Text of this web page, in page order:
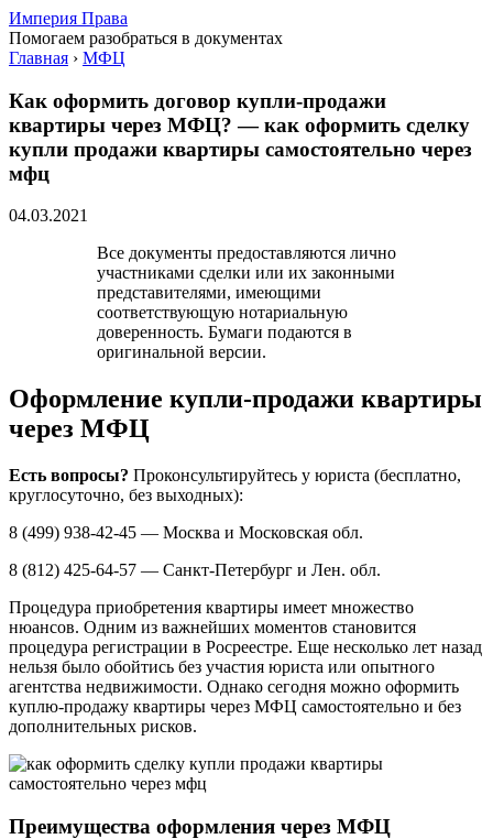
Империя Права
Помогаем разобраться в документах
Главная › МФЦ
Как оформить договор купли-продажи
квартиры через МФЦ? — как оформить сделку
купли продажи квартиры самостоятельно через
мфц
04.03.2021
Все документы предоставляются лично
участниками сделки или их законными
представителями, имеющими
соответствующую нотариальную
доверенность. Бумаги подаются в
оригинальной версии.
Оформление купли-продажи квартиры
через МФЦ
Есть вопросы? Проконсультируйтесь у юриста (бесплатно,
круглосуточно, без выходных):
8 (499) 938-42-45 — Москва и Московская обл.
8 (812) 425-64-57 — Санкт-Петербург и Лен. обл.
Процедура приобретения квартиры имеет множество
нюансов. Одним из важнейших моментов становится
процедура регистрации в Росреестре. Еще несколько лет назад
нельзя было обойтись без участия юриста или опытного
агентства недвижимости. Однако сегодня можно оформить
куплю-продажу квартиры через МФЦ самостоятельно и без
дополнительных рисков.
Преимущества оформления через МФЦ